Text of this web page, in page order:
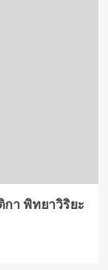
กา พิทยาวิริยะ